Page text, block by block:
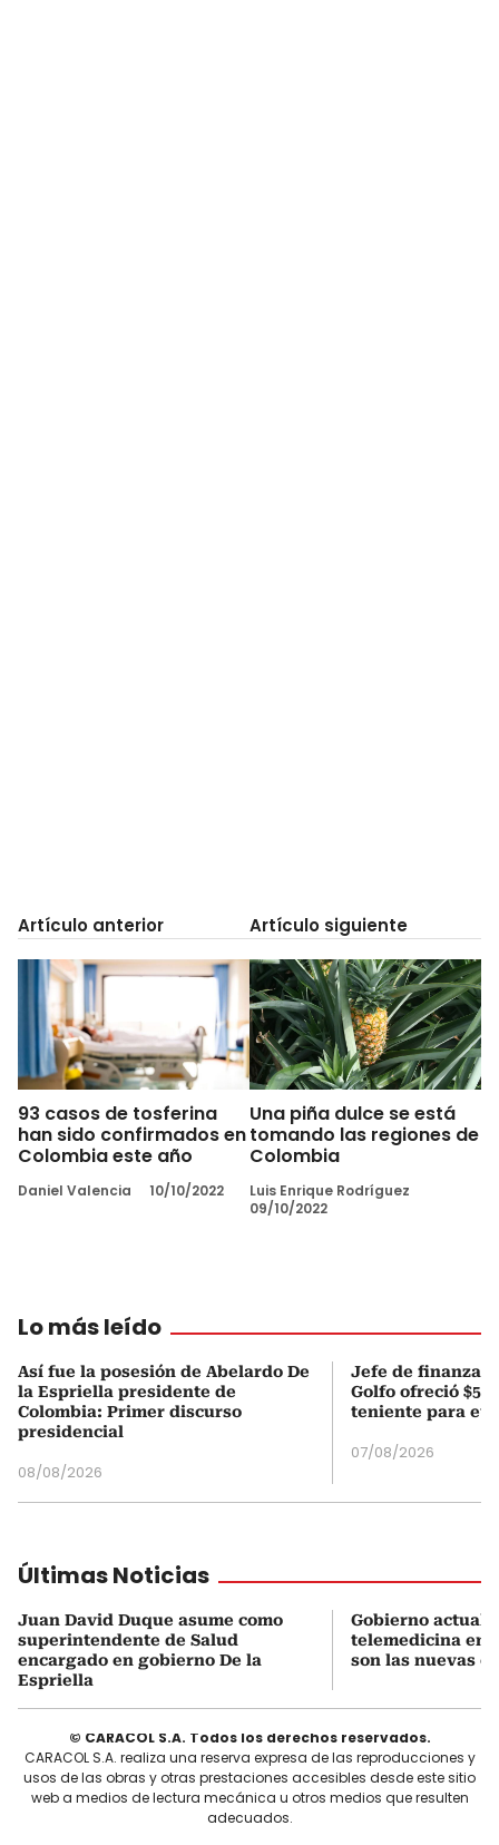
Artículo anterior
93 casos de tosferina
han sido confirmados en
Colombia este año
Daniel Valencia 10/10/2022
Artículo siguiente
Una piña dulce se está
tomando las regiones de
Colombia
Luis Enrique Rodríguez
09/10/2022
Lo más leído
Así fue la posesión de Abelardo De
la Espriella presidente de
Colombia: Primer discurso
presidencial
08/08/2026
Jefe de finanzas
Golfo ofreció
teniente para
07/08/2026
Últimas Noticias
Juan David Duque asume como
superintendente de Salud
encargado en gobierno De la
Espriella
Gobierno
telemedicina en
son las nuevas
© CARACOL S.A. Todos los derechos reservados.
CARACOL S.A. realiza una reserva expresa de las reproducciones y
usos de las obras y otras prestaciones accesibles desde este sitio
web a medios de lectura mecánica u otros medios que resulten
adecuados.